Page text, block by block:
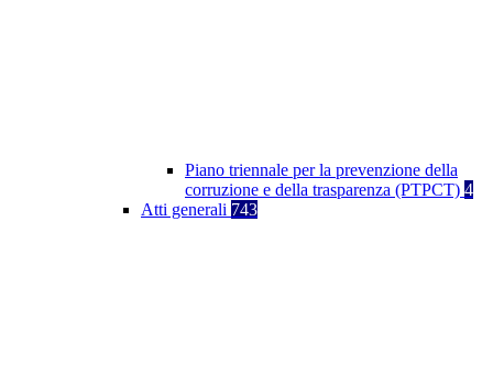
Piano triennale per la prevenzione della
corruzione e della trasparenza (PTPCT) 4
Atti generali 743